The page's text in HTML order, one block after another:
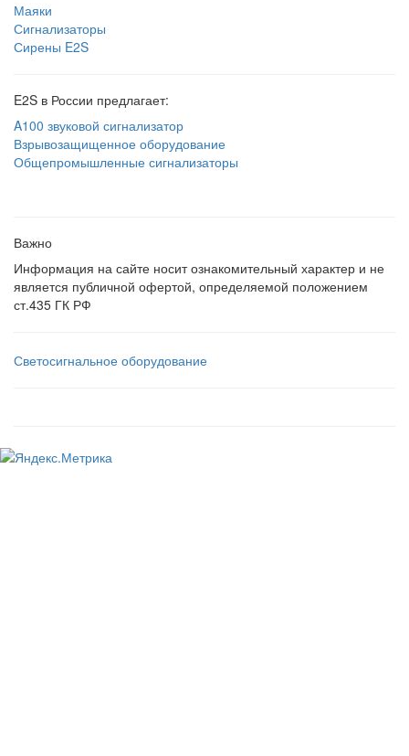
Маяки
Сигнализаторы
Сирены E2S
E2S в России предлагает:
A100 звуковой сигнализатор
Взрывозащищенное оборудование
Общепромышленные сигнализаторы
Важно
Информация на сайте носит ознакомительный характер и не
является публичной офертой, определяемой положением
ст.435 ГК РФ
Светосигнальное оборудование